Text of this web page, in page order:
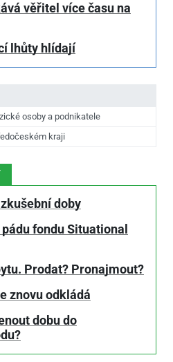
osoby a podnikatele
kraji
doby
fondu Situational
Prodat? Pronajmout?
znovu odkládá
dobu do
věřitel více času na
lhůty hlídají